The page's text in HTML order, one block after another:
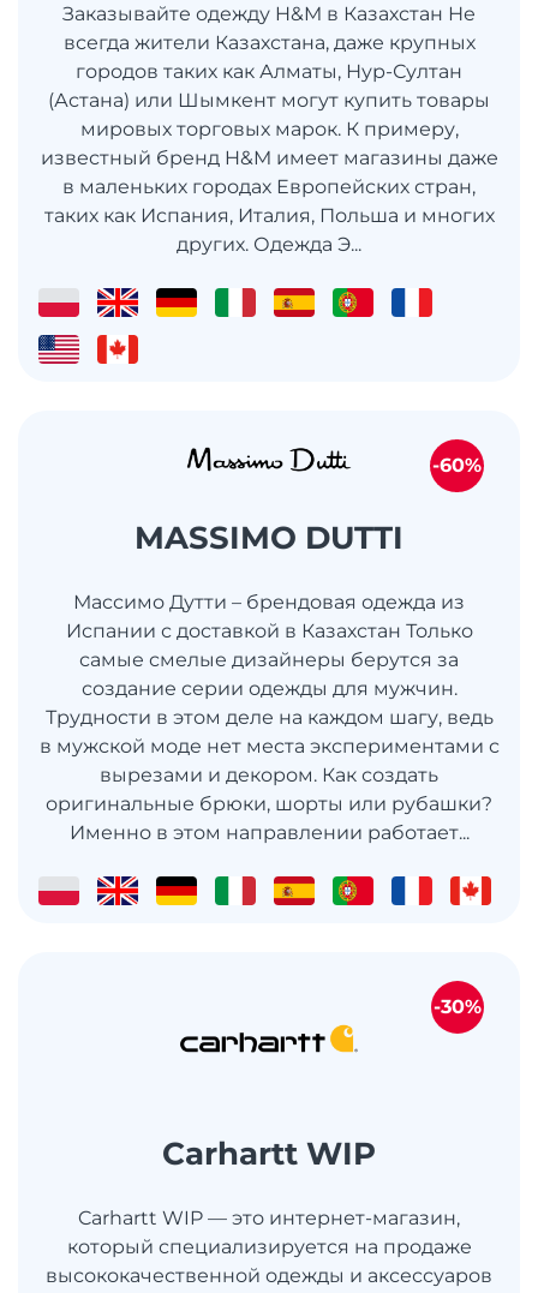
Заказывайте одежду H&M в Казахстан Не
всегда жители Казахстана, даже крупных
городов таких как Алматы, Нур-Султан
(Астана) или Шымкент могут купить товары
мировых торговых марок. К примеру,
известный бренд H&M имеет магазины даже
в маленьких городах Европейских стран,
таких как Испания, Италия, Польша и многих
других. Одежда Э...
MASSIMO DUTTI
Массимо Дутти – брендовая одежда из
Испании с доставкой в Казахстан Только
самые смелые дизайнеры берутся за
создание серии одежды для мужчин.
Трудности в этом деле на каждом шагу, ведь
в мужской моде нет места экспериментами с
вырезами и декором. Как создать
оригинальные брюки, шорты или рубашки?
Именно в этом направлении работает...
-60%
Carhartt WIP
Carhartt WIP — это интернет-магазин,
который специализируется на продаже
высококачественной одежды и аксессуаров
-30%